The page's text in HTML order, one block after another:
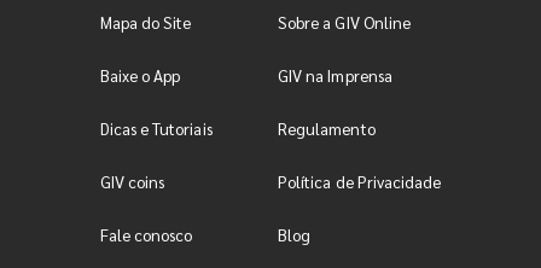
Mapa do Site Sobre a GIV Online
Baixe o App GIV na Imprensa
Dicas e Tutoriais Regulamento
GIV coins Política de Privacidade
Fale conosco Blog